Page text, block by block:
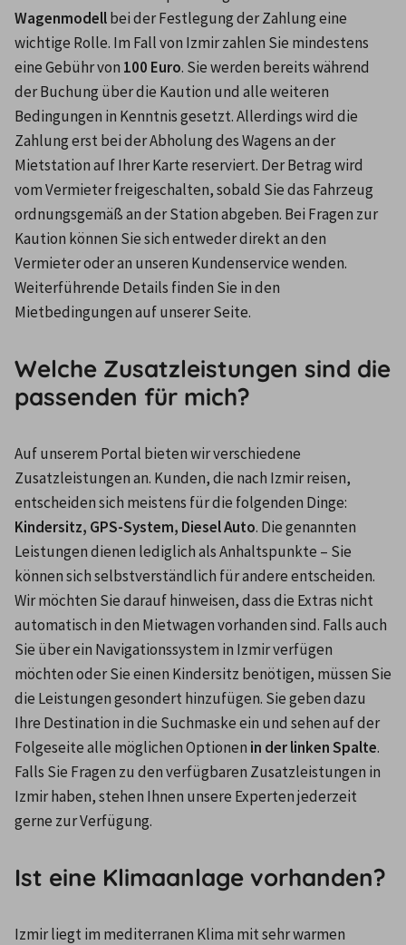
Wagenmodell bei der Festlegung der Zahlung eine
wichtige Rolle. Im Fall von Izmir zahlen Sie mindestens
eine Gebühr von 100 Euro. Sie werden bereits während
der Buchung über die Kaution und alle weiteren
Bedingungen in Kenntnis gesetzt. Allerdings wird die
Zahlung erst bei der Abholung des Wagens an der
Mietstation auf Ihrer Karte reserviert. Der Betrag wird
vom Vermieter freigeschalten, sobald Sie das Fahrzeug
ordnungsgemäß an der Station abgeben. Bei Fragen zur
Kaution können Sie sich entweder direkt an den
Vermieter oder an unseren Kundenservice wenden.
Weiterführende Details finden Sie in den
Mietbedingungen auf unserer Seite.
Welche Zusatzleistungen sind die
passenden für mich?
Auf unserem Portal bieten wir verschiedene
Zusatzleistungen an. Kunden, die nach Izmir reisen,
Kindersitz, GPS-System, Diesel Auto. Die genannten
Leistungen dienen lediglich als Anhaltspunkte – Sie
können sich selbstverständlich für andere entscheiden.
Wir möchten Sie darauf hinweisen, dass die Extras nicht
automatisch in den Mietwagen vorhanden sind. Falls auch
Sie über ein Navigationssystem in Izmir verfügen
möchten oder Sie einen Kindersitz benötigen, müssen Sie
die Leistungen gesondert hinzufügen. Sie geben dazu
Ihre Destination in die Suchmaske ein und sehen auf der
Folgeseite alle möglichen Optionen in der linken Spalte.
Falls Sie Fragen zu den verfügbaren Zusatzleistungen in
Izmir haben, stehen Ihnen unsere Experten jederzeit
gerne zur Verfügung.
Ist eine Klimaanlage vorhanden?
Izmir liegt im mediterranen Klima mit sehr warmen